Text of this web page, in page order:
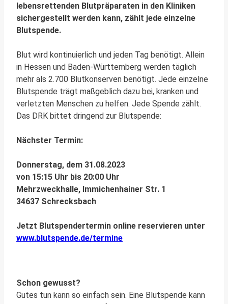
lebensrettenden Blutpräparaten in den Kliniken
sichergestellt werden kann, zählt jede einzelne
Blutspende.
Blut wird kontinuierlich und jeden Tag benötigt. Allein
in Hessen und Baden-Württemberg werden täglich
mehr als 2.700 Blutkonserven benötigt. Jede einzelne
Blutspende trägt maßgeblich dazu bei, kranken und
verletzten Menschen zu helfen. Jede Spende zählt.
Das DRK bittet dringend zur Blutspende:
Nächster Termin:
Donnerstag, dem 31.08.2023
von 15:15 Uhr bis 20:00 Uhr
Mehrzweckhalle, Immichenhainer Str. 1
34637 Schrecksbach
Jetzt Blutspendertermin online reservieren unter
www.blutspende.de/termine
Schon gewusst?
Gutes tun kann so einfach sein. Eine Blutspende kann